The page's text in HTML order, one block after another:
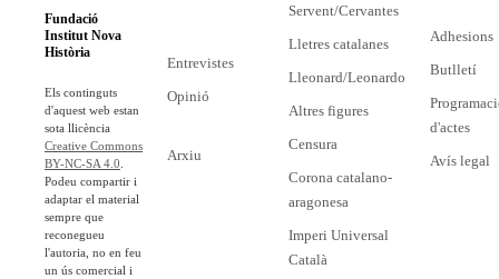
Fundació
Institut Nova
Història
Els continguts
d'aquest web estan
sota llicència
Creative Commons
BY-NC-SA 4.0
Podeu compartir i
adaptar el material
sempre que
reconegueu
l'autoria, no en feu
un ús comercial i
Entrevistes
Opinió
Arxiu
Servent/Cervantes
Lletres catalanes
Lleonard/Leonardo
Altres figures
Censura
Corona catalano-
aragonesa
Imperi Universal
Català
Adhesions
Butlletí
d'actes
Avís legal